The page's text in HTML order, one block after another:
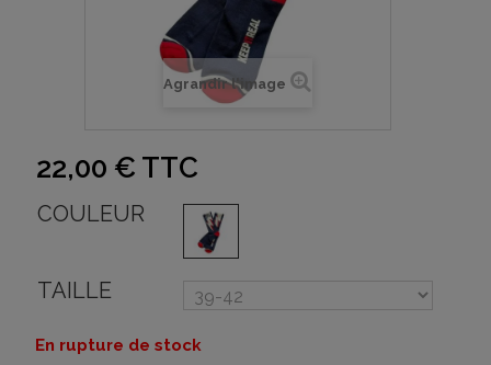
Agrandir l'image
22,00 € TTC
COULEUR
TAILLE
En rupture de stock